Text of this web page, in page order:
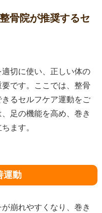
骨院が推奨するセ
切に使い、正しい体の
です。ここでは、整骨
るセルフケア運動をご
足の機能を高め、巻き
ます。
運動
崩れやすくなり、巻き